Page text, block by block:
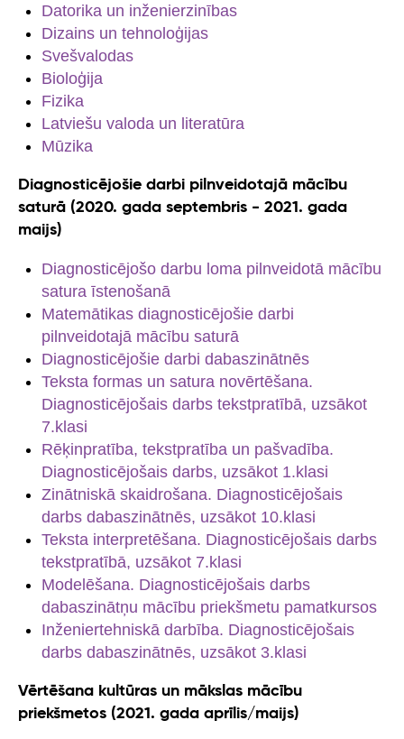
Datorika un inženierzinības
Dizains un tehnoloģijas
Svešvalodas
Bioloģija
Fizika
Latviešu valoda un literatūra
Mūzika
Diagnosticējošie darbi pilnveidotajā mācību
saturā (2020. gada septembris - 2021. gada
maijs)
Diagnosticējošo darbu loma pilnveidotā mācību
satura īstenošanā
Matemātikas diagnosticējošie darbi
pilnveidotajā mācību saturā
Diagnosticējošie darbi dabaszinātnēs
Teksta formas un satura novērtēšana.
Diagnosticējošais darbs tekstpratībā, uzsākot
7.klasi
Rēķinpratība, tekstpratība un pašvadība.
Diagnosticējošais darbs, uzsākot 1.klasi
Zinātniskā skaidrošana. Diagnosticējošais
darbs dabaszinātnēs, uzsākot 10.klasi
Teksta interpretēšana. Diagnosticējošais darbs
tekstpratībā, uzsākot 7.klasi
Modelēšana. Diagnosticējošais darbs
dabaszinātņu mācību priekšmetu pamatkursos
Inženiertehniskā darbība. Diagnosticējošais
darbs dabaszinātnēs, uzsākot 3.klasi
Vērtēšana kultūras un mākslas mācību
priekšmetos (2021. gada aprīlis/maijs)